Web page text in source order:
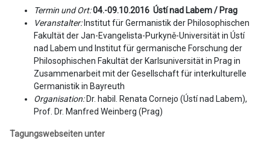
Termin und Ort:04.-09.10.2016 Ústí nad Labem / Prag
Veranstalter: Institut für Germanistik der Philosophischen
Fakultät der Jan-Evangelista-Purkyně-Universität in Ústí
nad Labem und Institut für germanische Forschung der
Philosophischen Fakultät der Karlsuniversität in Prag in
Zusammenarbeit mit der Gesellschaft für interkulturelle
Germanistik in Bayreuth
Organisation: Dr. habil. Renata Cornejo (Ústí nad Labem),
Prof. Dr. Manfred Weinberg (Prag)
Tagungswebseiten unter